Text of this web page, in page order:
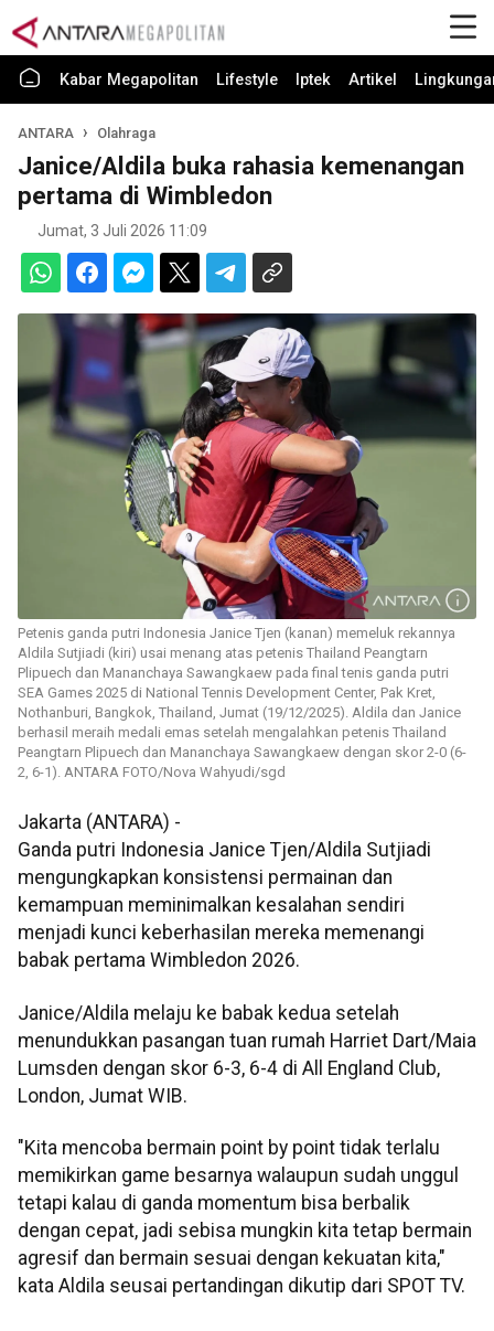
Kabar Megapolitan Lifestyle Iptek Artikel
ANTARA Olahraga
Janice/Aldila buka rahasia kemenangan
pertama di Wimbledon
Jumat, 3 Juli 2026 11:09
Petenis ganda putri Indonesia Janice Tjen (kanan) memeluk rekannya
Aldila Sutjiadi (kiri) usai menang atas petenis Thailand Peangtarn
Plipuech dan Mananchaya Sawangkaew pada final tenis ganda putri
SEA Games 2025 di National Tennis Development Center, Pak Kret,
Nothanburi, Bangkok, Thailand, Jumat (19/12/2025). Aldila dan Janice
berhasil meraih medali emas setelah mengalahkan petenis Thailand
Peangtarn Plipuech dan Mananchaya Sawangkaew dengan skor 2-0 (6-
2, 6-1). ANTARA FOTO/Nova Wahyudi/sgd
Jakarta (ANTARA) -
Ganda putri Indonesia Janice Tjen/Aldila Sutjiadi
mengungkapkan konsistensi permainan dan
kemampuan meminimalkan kesalahan sendiri
menjadi kunci keberhasilan mereka memenangi
babak pertama Wimbledon 2026.
Janice/Aldila melaju ke babak kedua setelah
menundukkan pasangan tuan rumah Harriet Dart/Maia
Lumsden dengan skor 6-3, 6-4 di All England Club,
London, Jumat WIB.
"Kita mencoba bermain point by point tidak terlalu
memikirkan game besarnya walaupun sudah unggul
tetapi kalau di ganda momentum bisa berbalik
dengan cepat, jadi sebisa mungkin kita tetap bermain
agresif dan bermain sesuai dengan kekuatan kita,"
kata Aldila seusai pertandingan dikutip dari SPOT TV.